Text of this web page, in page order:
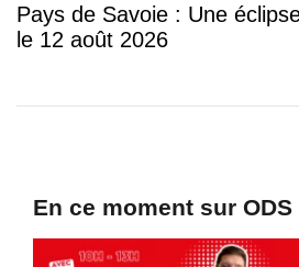
Pays de Savoie : Une
le 12 août 2026
En ce moment sur ODS